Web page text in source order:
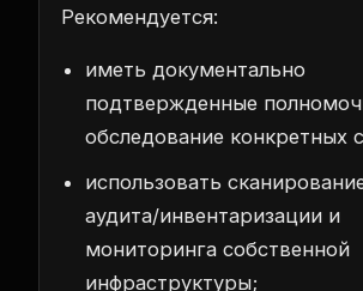
Рекомендуется:
иметь документально
подтвержденные
обследование конкретных
использовать
аудита/инвентаризации и
мониторинга собственной
инфраструктуры;